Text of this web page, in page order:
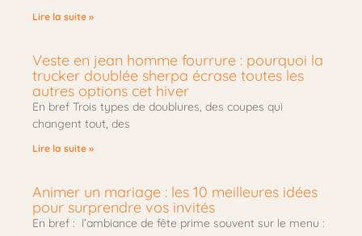
Lire la suite »
Veste en jean homme fourrure : pourquoi la
trucker doublée sherpa écrase toutes les
autres options cet hiver
En bref Trois types de doublures, des coupes qui
changent tout, des
Lire la suite »
Animer un mariage : les 10 meilleures idées
pour surprendre vos invités
En bref : l’ambiance de fête prime souvent sur le menu :